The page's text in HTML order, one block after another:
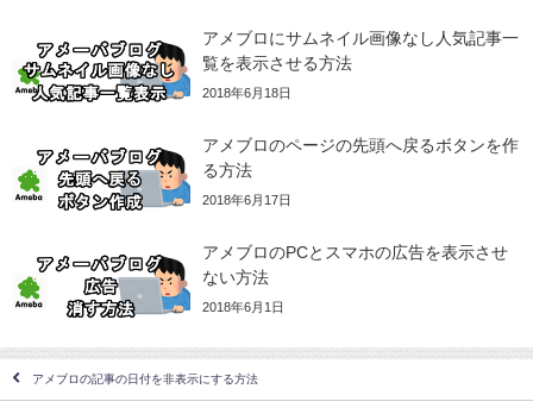
アメブロにサムネイル画像なし人気記事一
覧を表示させる方法
2018年6月18日
アメブロのページの先頭へ戻るボタンを作
る方法
2018年6月17日
アメブロのPCとスマホの広告を表示させ
ない方法
2018年6月1日
アメブロの記事の日付を非表示にする方法